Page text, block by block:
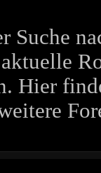
Suche
Hier